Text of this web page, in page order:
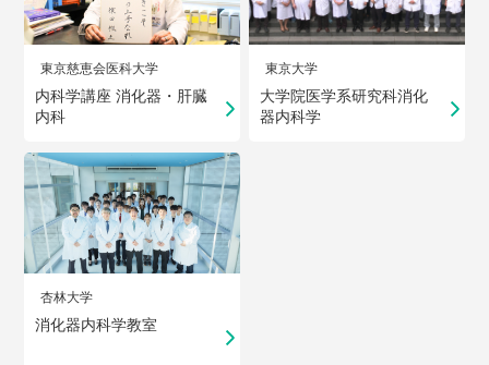
東京慈恵会医科大学
内科学講座 消化器・肝臓
内科
東京大学
大学院医学系研究科消化
器内科学
杏林大学
消化器内科学教室